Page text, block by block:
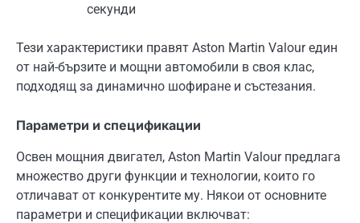
секунди
Тези характеристики правят Aston Martin Valour един
от най-бързите и мощни автомобили в своя клас,
подходящ за динамично шофиране и състезания.
Параметри и спецификации
Освен мощния двигател, Aston Martin Valour предлага
множество други функции и технологии, които го
отличават от конкурентите му. Някои от основните
параметри и спецификации включват: